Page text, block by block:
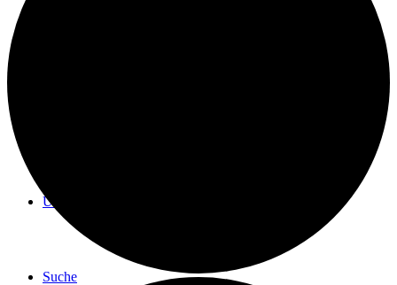
ÜBER UNS
Suche